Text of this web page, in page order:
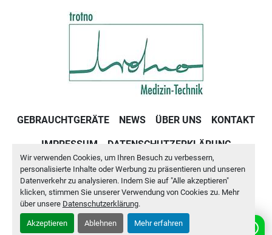
Wir verwenden Cookies, um Ihren Besuch zu verbessern,
personalisierte Inhalte oder Werbung zu präsentieren und unseren
Datenverkehr zu analysieren. Indem Sie auf "Alle akzeptieren"
klicken, stimmen Sie unserer Verwendung von Cookies zu. Mehr
über unsere Datenschutzerklärung.
Akzeptieren Ablehnen Mehr erfahren
GEBRAUCHTGERÄTE NEWS ÜBER UNS KONTAKT
IMPRESSUM DATENSCHUTZERKLÄRUNG
GESCHÄFTSBEDINGUNGEN
Cookie-Einstellungen